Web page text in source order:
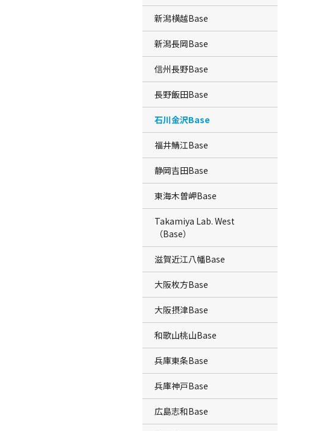
新潟横越Base
新潟長岡Base
信州長野Base
長野飯田Base
石川金沢Base
福井鯖江Base
静岡吉田Base
東海木曽岬Base
Takamiya Lab. West
（Base）
滋賀近江八幡Base
大阪枚方Base
大阪摂津Base
和歌山桃山Base
兵庫東条Base
兵庫神戸Base
広島志和Base